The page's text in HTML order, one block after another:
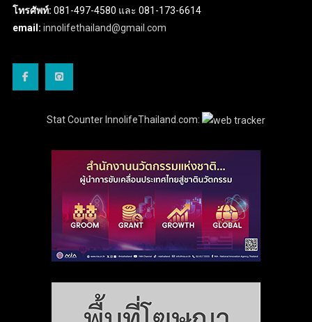
โทรศัพท์: 081-497-4580 และ 081-173-6614
email: innolifethailand@gmail.com
Stat Counter InnolifeThailand.com: